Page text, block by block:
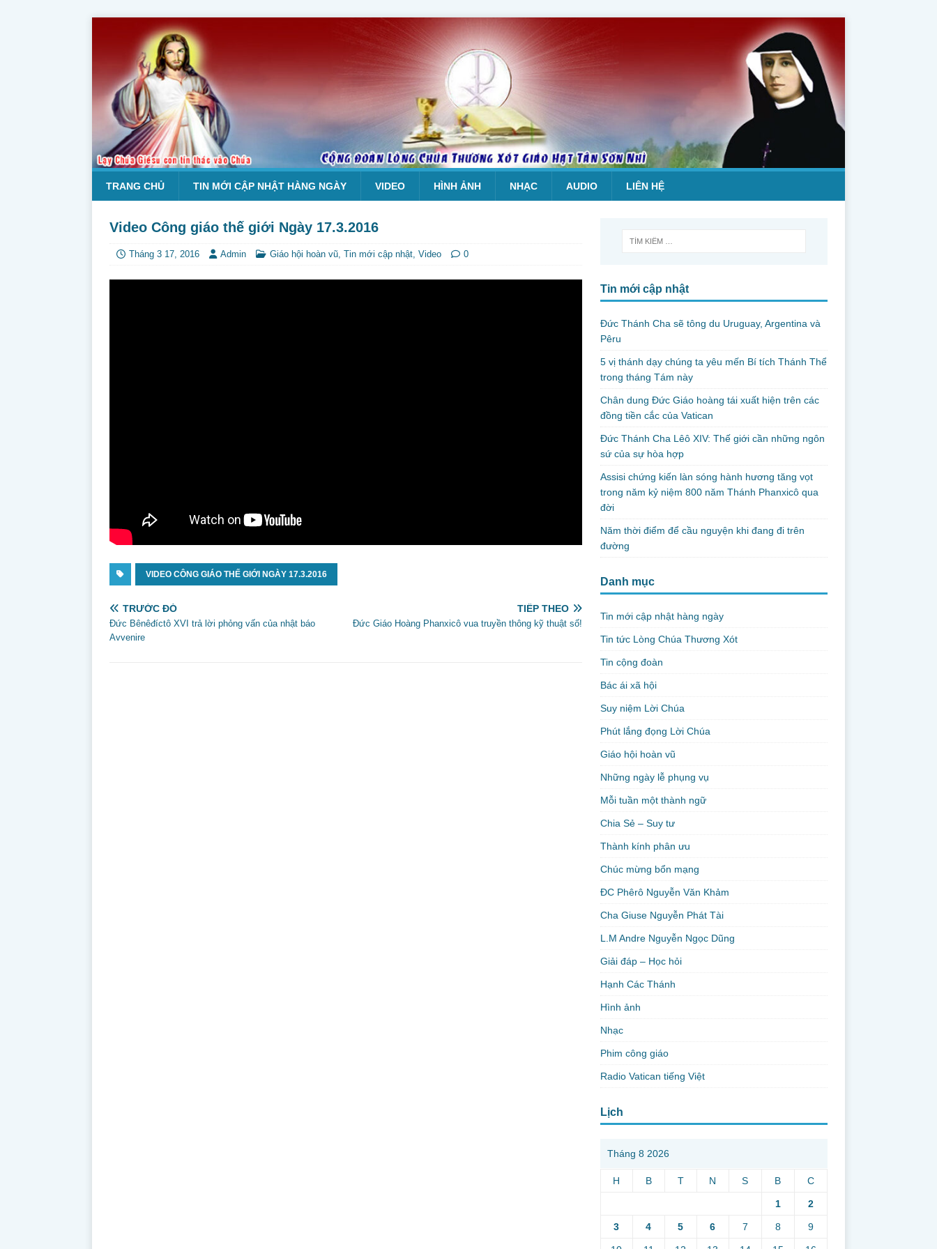
TRANG CHỦ TIN MỚI CẬP NHẬT HÀNG NGÀY VIDEO HÌNH ẢNH NHẠC AUDIO LIÊN HỆ
Video Công giáo thế giới Ngày 17.3.2016
Tháng 3 17, 2016 Admin Giáo hội hoàn vũ, Tin mới cập nhật, Video 0
VIDEO CÔNG GIÁO THẾ GIỚI NGÀY 17.3.2016
TRƯỚC ĐÓ
Đức Bênêđíctô XVI trả lời phỏng vấn của nhật báo
Avvenire
TIẾP THEO
Đức Giáo Hoàng Phanxicô vua truyền thông kỹ thuật số!
Tin mới cập nhật
Đức Thánh Cha sẽ tông du Uruguay, Argentina và
Pêru
5 vị thánh dạy chúng ta yêu mến Bí tích Thánh Thể
trong tháng Tám này
Chân dung Đức Giáo hoàng tái xuất hiện trên các
đồng tiền cắc của Vatican
Đức Thánh Cha Lêô XIV: Thế giới cần những ngôn
sứ của sự hòa hợp
Assisi chứng kiến làn sóng hành hương tăng vọt
trong năm kỷ niệm 800 năm Thánh Phanxicô qua
đời
Năm thời điểm để cầu nguyện khi đang đi trên
đường
Danh mục
Tin mới cập nhật hàng ngày
Tin tức Lòng Chúa Thương Xót
Tin cộng đoàn
Bác ái xã hội
Suy niệm Lời Chúa
Phút lắng đọng Lời Chúa
Giáo hội hoàn vũ
Những ngày lễ phụng vụ
Mỗi tuần một thành ngữ
Chia Sẻ – Suy tư
Thành kính phân ưu
Chúc mừng bổn mạng
ĐC Phêrô Nguyễn Văn Khảm
Cha Giuse Nguyễn Phát Tài
L.M Andre Nguyễn Ngọc Dũng
Giải đáp – Học hỏi
Hạnh Các Thánh
Hình ảnh
Nhạc
Phim công giáo
Radio Vatican tiếng Việt
Lịch
Tháng 8 2026
H B T N S B C
1 2
3 4 5 6 7 8 9